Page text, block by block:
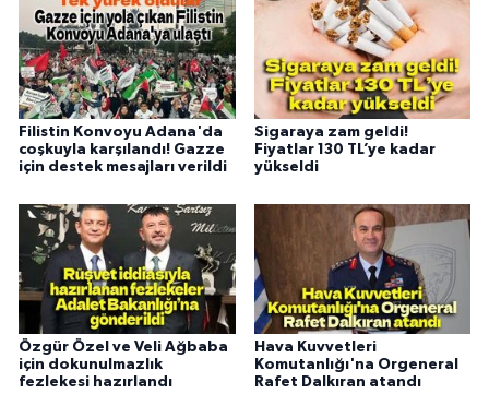
Filistin Konvoyu Adana'da
coşkuyla karşılandı! Gazze
için destek mesajları verildi
Sigaraya zam geldi!
Fiyatlar 130 TL’ye kadar
yükseldi
Özgür Özel ve Veli Ağbaba
için dokunulmazlık
fezlekesi hazırlandı
Hava Kuvvetleri
Komutanlığı'na Orgeneral
Rafet Dalkıran atandı